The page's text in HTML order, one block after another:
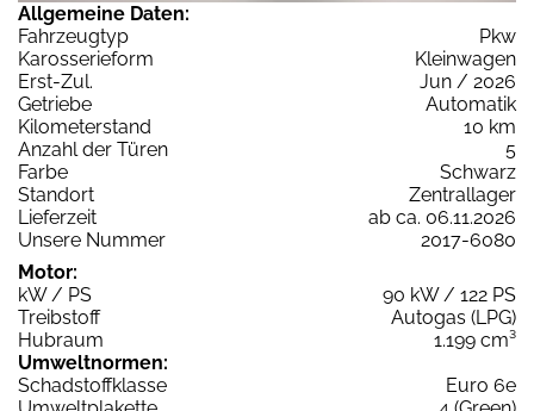
Allgemeine Daten:
Fahrzeugtyp
Pkw
Karosserieform
Kleinwagen
Erst-Zul.
Jun / 2026
Getriebe
Automatik
Kilometerstand
10 km
Anzahl der Türen
5
Farbe
Schwarz
Standort
Zentrallager
Lieferzeit
ab ca. 06.11.2026
Unsere Nummer
2017-6080
Motor:
kW / PS
90 kW / 122 PS
Treibstoff
Autogas (LPG)
Hubraum
1.199 cm³
Umweltnormen:
Schadstoffklasse
Euro 6e